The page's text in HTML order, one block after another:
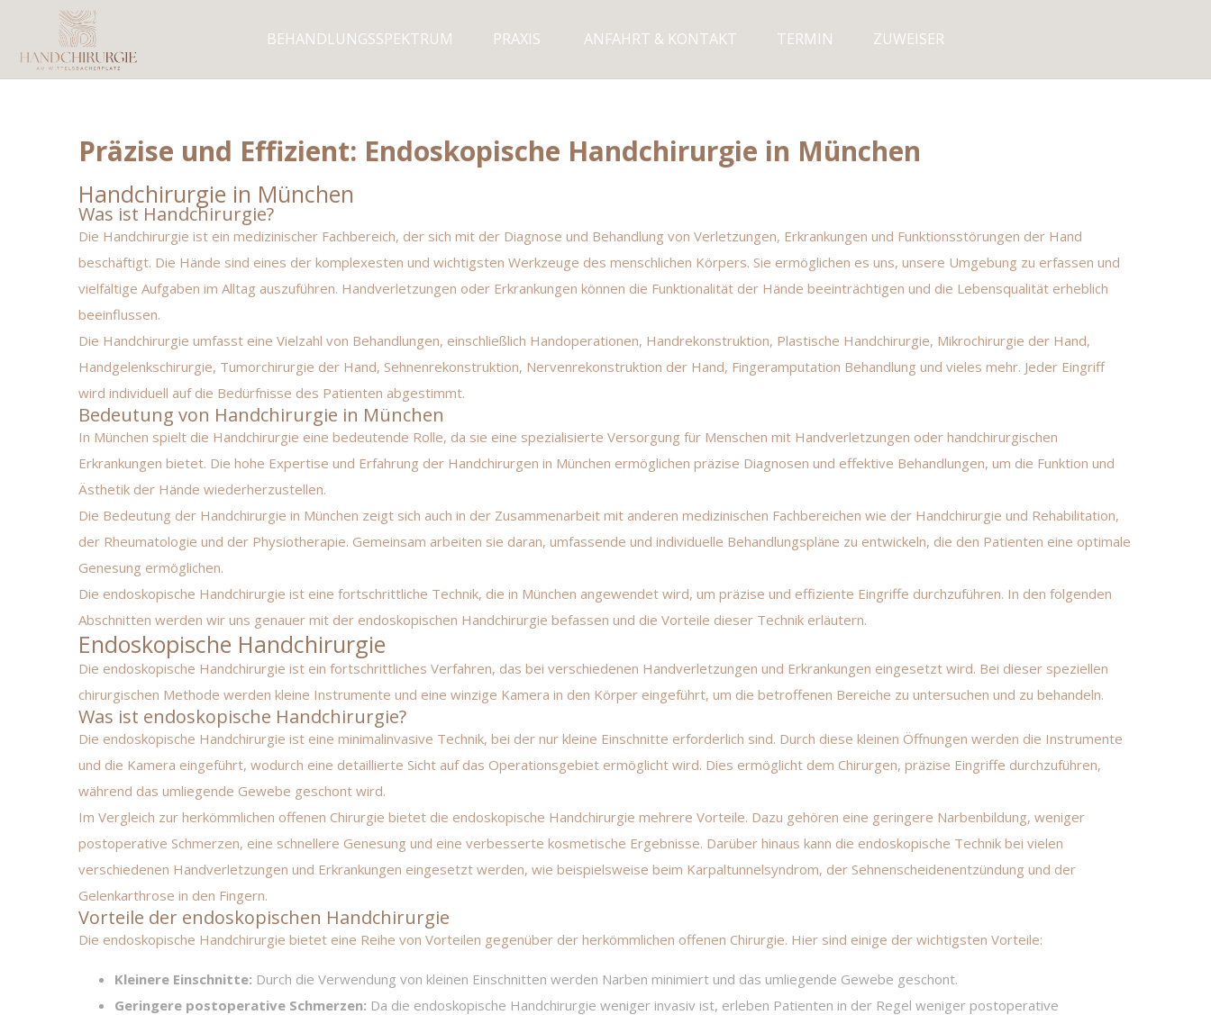
BEHANDLUNGSSPEKTRUM PRAXIS ANFAHRT & KONTAKT TERMIN ZUWEISER
Präzise und Effizient: Endoskopische Handchirurgie in München
Handchirurgie in München
Was ist Handchirurgie?
Die Handchirurgie ist ein medizinischer Fachbereich, der sich mit der Diagnose und Behandlung von Verletzungen, Erkrankungen und Funktionsstörungen der Hand
beschäftigt. Die Hände sind eines der komplexesten und wichtigsten Werkzeuge des menschlichen Körpers. Sie ermöglichen es uns, unsere Umgebung zu erfassen und
vielfältige Aufgaben im Alltag auszuführen. Handverletzungen oder Erkrankungen können die Funktionalität der Hände beeinträchtigen und die Lebensqualität erheblich
beeinflussen.
Die Handchirurgie umfasst eine Vielzahl von Behandlungen, einschließlich Handoperationen, Handrekonstruktion, Plastische Handchirurgie, Mikrochirurgie der Hand,
Handgelenkschirurgie, Tumorchirurgie der Hand, Sehnenrekonstruktion, Nervenrekonstruktion der Hand, Fingeramputation Behandlung und vieles mehr. Jeder Eingriff
wird individuell auf die Bedürfnisse des Patienten abgestimmt.
Bedeutung von Handchirurgie in München
In München spielt die Handchirurgie eine bedeutende Rolle, da sie eine spezialisierte Versorgung für Menschen mit Handverletzungen oder handchirurgischen
Erkrankungen bietet. Die hohe Expertise und Erfahrung der Handchirurgen in München ermöglichen präzise Diagnosen und effektive Behandlungen, um die Funktion und
Ästhetik der Hände wiederherzustellen.
Die Bedeutung der Handchirurgie in München zeigt sich auch in der Zusammenarbeit mit anderen medizinischen Fachbereichen wie der Handchirurgie und Rehabilitation,
der Rheumatologie und der Physiotherapie. Gemeinsam arbeiten sie daran, umfassende und individuelle Behandlungspläne zu entwickeln, die den Patienten eine optimale
Genesung ermöglichen.
Die endoskopische Handchirurgie ist eine fortschrittliche Technik, die in München angewendet wird, um präzise und effiziente Eingriffe durchzuführen. In den folgenden
Abschnitten werden wir uns genauer mit der endoskopischen Handchirurgie befassen und die Vorteile dieser Technik erläutern.
Endoskopische Handchirurgie
Die endoskopische Handchirurgie ist ein fortschrittliches Verfahren, das bei verschiedenen Handverletzungen und Erkrankungen eingesetzt wird. Bei dieser speziellen
chirurgischen Methode werden kleine Instrumente und eine winzige Kamera in den Körper eingeführt, um die betroffenen Bereiche zu untersuchen und zu behandeln.
Was ist endoskopische Handchirurgie?
Die endoskopische Handchirurgie ist eine minimalinvasive Technik, bei der nur kleine Einschnitte erforderlich sind. Durch diese kleinen Öffnungen werden die Instrumente
und die Kamera eingeführt, wodurch eine detaillierte Sicht auf das Operationsgebiet ermöglicht wird. Dies ermöglicht dem Chirurgen, präzise Eingriffe durchzuführen,
während das umliegende Gewebe geschont wird.
Im Vergleich zur herkömmlichen offenen Chirurgie bietet die endoskopische Handchirurgie mehrere Vorteile. Dazu gehören eine geringere Narbenbildung, weniger
postoperative Schmerzen, eine schnellere Genesung und eine verbesserte kosmetische Ergebnisse. Darüber hinaus kann die endoskopische Technik bei vielen
verschiedenen Handverletzungen und Erkrankungen eingesetzt werden, wie beispielsweise beim Karpaltunnelsyndrom, der Sehnenscheidenentzündung und der
Gelenkarthrose in den Fingern.
Vorteile der endoskopischen Handchirurgie
Die endoskopische Handchirurgie bietet eine Reihe von Vorteilen gegenüber der herkömmlichen offenen Chirurgie. Hier sind einige der wichtigsten Vorteile:
Kleinere Einschnitte: Durch die Verwendung von kleinen Einschnitten werden Narben minimiert und das umliegende Gewebe geschont.
Geringere postoperative Schmerzen: Da die endoskopische Handchirurgie weniger invasiv ist, erleben Patienten in der Regel weniger postoperative